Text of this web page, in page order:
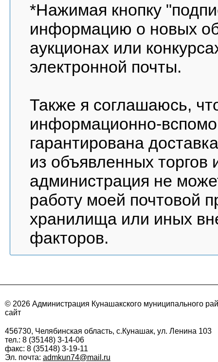
*Нажимая кнопку
информацию о новых
аукционах или
электронной почты.
Также я соглашаюсь,
информационно-
гарантирована
из объявленных торгов
администрация не
работу моей почтовой
хранилища или иных
факторов.
© 2026 Администрация Кунашакского муниципального
сайт
456730, Челябинская область, с.Кунашак, ул. Ленина 103
тел.: 8 (35148) 3-14-06
факс: 8 (35148) 3-19-11
Эл. почта: admkun74@mail.ru